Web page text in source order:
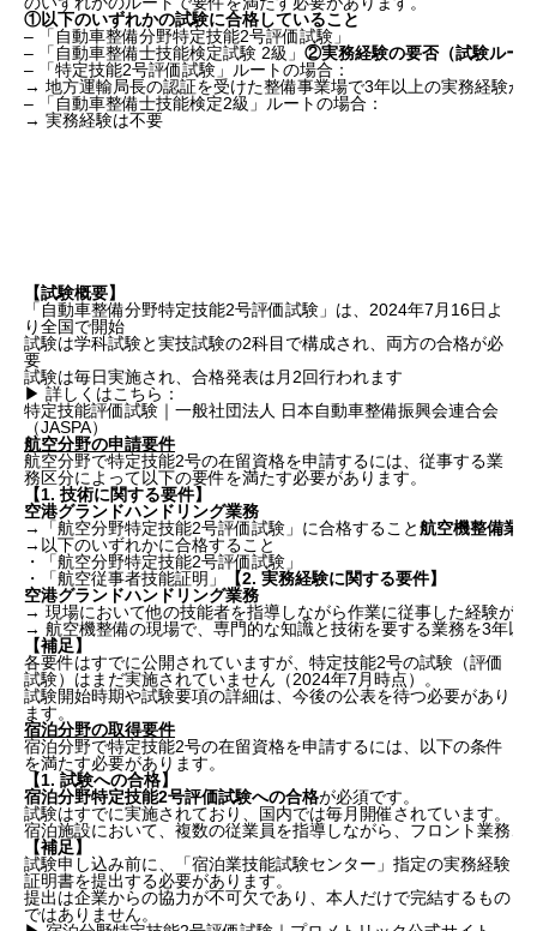
①以下のいずれかの試験に合格していること
– 「自動車整備分野特定技能2号評価試験」
– 「自動車整備士技能検定試験 2級」 ②実務経験の要否（試験ルー
– 「特定技能2号評価試験」ルートの場合：
→ 地方運輸局長の認証を受けた整備事業場で3年以上の実務経験が
– 「自動車整備士技能検定2級」ルートの場合：
→ 実務経験は不要
【試験概要】
「自動車整備分野特定技能2号評価試験」は、2024年7月16日よ
り全国で開始
試験は学科試験と実技試験の2科目で構成され、両方の合格が必
要
試験は毎日実施され、合格発表は月2回行われます
▶ 詳しくはこちら：
特定技能評価試験｜一般社団法人 日本自動車整備振興会連合会
（JASPA）
航空分野の申請要件
航空分野で特定技能2号の在留資格を申請するには、従事する業
務区分によって以下の要件を満たす必要があります。
【1. 技術に関する要件】
空港グランドハンドリング業務
→「航空分野特定技能2号評価試験」に合格すること航空機整備業務
→以下のいずれかに合格すること
・「航空分野特定技能2号評価試験」
・「航空従事者技能証明」
【2. 実務経験に関する要件】
空港グランドハンドリング業務
→ 現場において他の技能者を指導しながら作業に従事した経験が必
→ 航空機整備の現場で、専門的な知識と技術を要する業務を3年以
【補足】
各要件はすでに公開されていますが、特定技能2号の試験（評価
試験）はまだ実施されていません（2024年7月時点）。
試験開始時期や試験要項の詳細は、今後の公表を待つ必要があり
ます。
宿泊分野の取得要件
宿泊分野で特定技能2号の在留資格を申請するには、以下の条件
を満たす必要があります。
【1. 試験への合格】
宿泊分野特定技能2号評価試験への合格が必須です。
試験はすでに実施されており、国内では毎月開催されています。ま
宿泊施設において、複数の従業員を指導しながら、フロント業務
【補足】
試験申し込み前に、「宿泊業技能試験センター」指定の実務経験
証明書を提出する必要があります。
提出は企業からの協力が不可欠であり、本人だけで完結するもの
ではありません。